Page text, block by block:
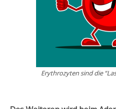
Erythrozyten sind die